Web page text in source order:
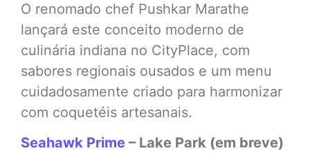
O renomado chef Pushkar Marathe
lançará este conceito moderno de
culinária indiana no CityPlace, com
sabores regionais ousados e um menu
cuidadosamente criado para harmonizar
com coquetéis artesanais.
Seahawk Prime – Lake Park (em breve)